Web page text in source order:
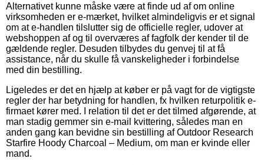
Alternativet kunne måske være at finde ud af om online
virksomheden er e-mærket, hvilket almindeligvis er et signal
om at e-handlen tilslutter sig de officielle regler, udover at
webshoppen af og til overværes af fagfolk der kender til de
gældende regler. Desuden tilbydes du genvej til at få
assistance, når du skulle få vanskeligheder i forbindelse
med din bestilling.
Ligeledes er det en hjælp at køber er på vagt for de vigtigste
regler der har betydning for handlen, fx hvilken returpolitik e-
firmaet kører med. I relation til det er det tilmed afgørende, at
man stadig gemmer sin e-mail kvittering, således man en
anden gang kan bevidne sin bestilling af Outdoor Research
Starfire Hoody Charcoal – Medium, om man er kvinde eller
mand.